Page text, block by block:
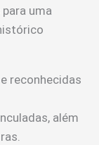
uma
reconhecidas
além